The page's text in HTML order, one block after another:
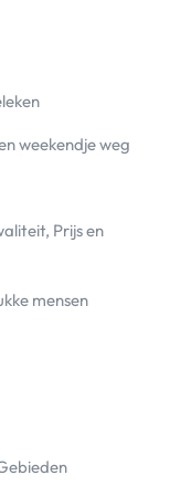
weekendje weg
Prijs en
mensen